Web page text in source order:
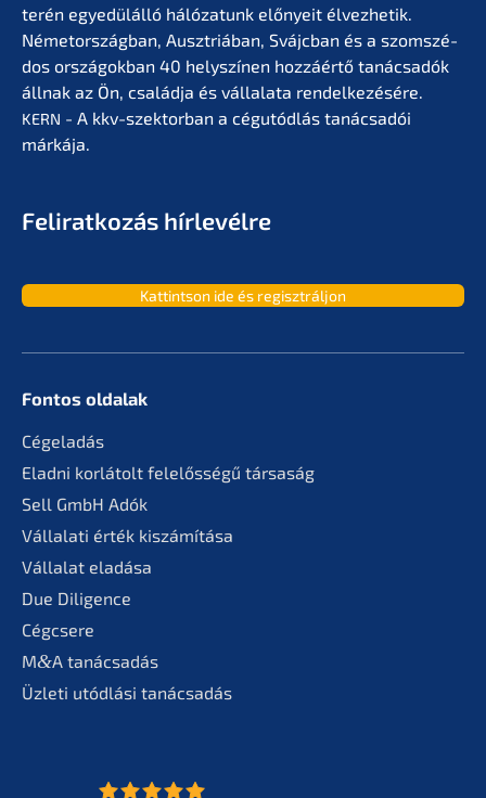
terén egyedülál­ló hálóza­tunk előny­eit élvez­he­tik.
Németor­szág­ban, Ausztriá­ban, Svájc­ban és a szomszé­
dos orszá­gok­ban 40 helyszí­nen hozzá­értő tanác­sa­dók
állnak az Ön, család­ja és vállala­ta rendel­ke­zé­sé­re.
KERN - A kkv-szektor­ban a cégutód­lás tanác­sa­dói
márkája.
Feliratko­zás hírlevélre
Kattint­son ide és regisztráljon
Fontos oldalak
Cégela­dás
Eladni korlá­tolt felelős­sé­gű társaság
Sell GmbH Adók
Vállala­ti érték kiszámítása
Válla­lat eladása
Due Diligence
Cégcse­re
M&A tanác­sa­dás
Üzleti utódlá­si tanácsadás